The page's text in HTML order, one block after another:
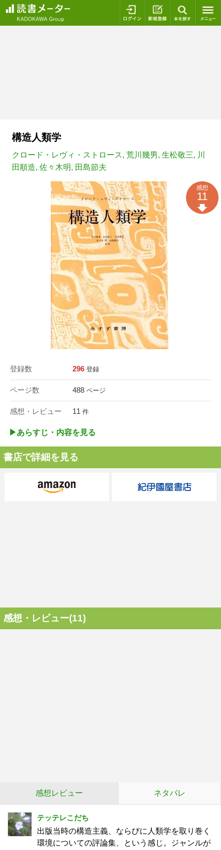
ログイン 新規登録
構造人類学
クロード・レヴィ・ストロース, 荒川幾男, 生松敬三, 川
田順造, 佐々木明, 田島節夫
登録数 296 登録
ページ数 488 ページ
感想・レビュー 11 件
感想
11
▶︎あらすじ・内容を見る
書店で詳細を見る
感想・レビュー(11)
感想レビュー ネタバレ
テッテレこだち
出版当時の構造主義、ならびに人類学を取り巻く
環境についての評論集、という感じ。ジャンルが